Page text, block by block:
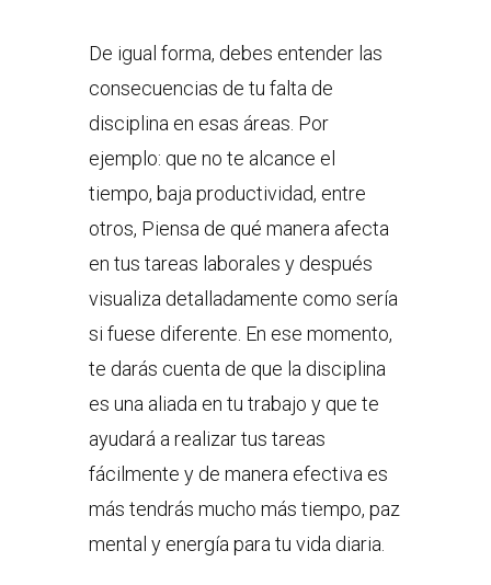
De igual forma, debes entender las
consecuencias de tu falta de
disciplina en esas áreas. Por
ejemplo: que no te alcance el
tiempo, baja productividad, entre
otros, Piensa de qué manera afecta
en tus tareas laborales y después
visualiza detalladamente como sería
si fuese diferente. En ese momento,
te darás cuenta de que la disciplina
es una aliada en tu trabajo y que te
ayudará a realizar tus tareas
fácilmente y de manera efectiva es
más tendrás mucho más tiempo, paz
mental y energía para tu vida diaria.